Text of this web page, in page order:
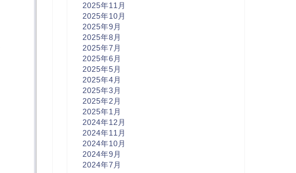
2025年11月
2025年10月
2025年9月
2025年8月
2025年7月
2025年6月
2025年5月
2025年4月
2025年3月
2025年2月
2025年1月
2024年12月
2024年11月
2024年10月
2024年9月
2024年7月